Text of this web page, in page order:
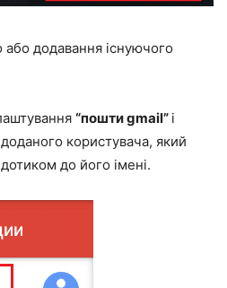
додавання існуючого
“пошти gmail” і
користувача, який
до його імені.